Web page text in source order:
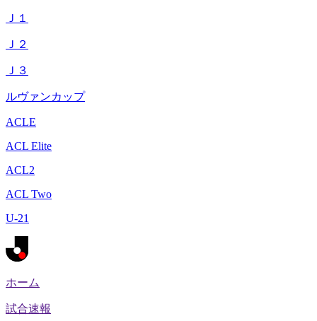
Ｊ１
Ｊ２
Ｊ３
ルヴァンカップ
ACLE
ACL Elite
ACL2
ACL Two
U-21
ホーム
試合速報